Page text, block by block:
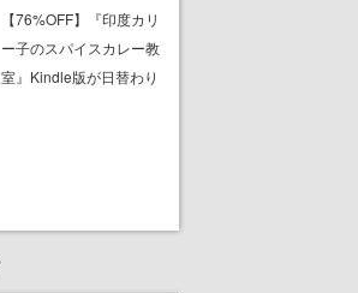
恋理のだーりん 』ほか、
『ロボティクス・ノー
ツ』『カオスチャイル
【76%OFF】『印度カリ
ー子のスパイスカレー教
室』Kindle版が日替わり